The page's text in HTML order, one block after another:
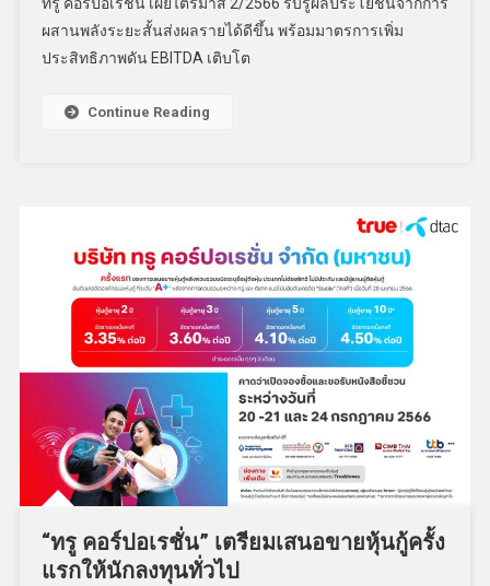
ผสานพลังระยะสั้นส่งผลรายได้ดีขึ้น พร้อมมาตรการเพิ่ม
ประสิทธิภาพดัน EBITDA เติบโต
Continue Reading
“ทรู คอร์ปอเรชั่น” เตรียมเสนอขายหุ้นกู้ครั้ง
แรกให้นักลงทุนทั่วไป